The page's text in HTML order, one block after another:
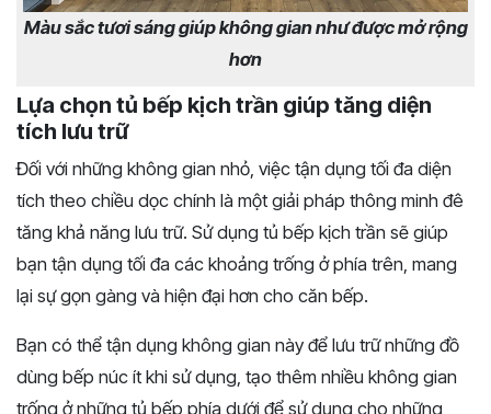
Màu sắc tươi sáng giúp không gian như được mở rộng
hơn
Lựa chọn tủ bếp kịch trần giúp tăng diện
tích lưu trữ
Đối với những không gian nhỏ, việc tận dụng tối đa diện
tích theo chiều dọc chính là một giải pháp thông minh đê
tăng khả năng lưu trữ. Sử dụng tủ bếp kịch trần sẽ giúp
bạn tận dụng tối đa các khoảng trống ở phía trên, mang
lại sự gọn gàng và hiện đại hơn cho căn bếp.
Bạn có thể tận dụng không gian này để lưu trữ những đồ
dùng bếp núc ít khi sử dụng, tạo thêm nhiều không gian
trống ở những tủ bếp phía dưới để sử dụng cho những